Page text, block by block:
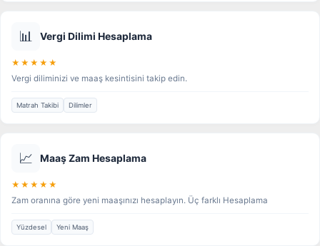
📊 Vergi Dilimi Hesaplama
★★★★★
Vergi diliminizi ve maaş kesintisini takip edin.
Matrah Takibi Dilimler
📈 Maaş Zam Hesaplama
★★★★★
Zam oranına göre yeni maaşınızı hesaplayın. Üç farklı Hesaplama
Yüzdesel Yeni Maaş